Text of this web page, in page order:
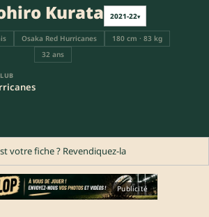
Kurata 2021-22▾
Osaka Red Hurricanes
180 cm · 83 kg
32 ans
votre fiche ? Revendiquez-la
Publicité